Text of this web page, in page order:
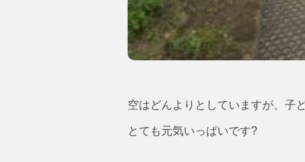
空はどんよりとしていますが、子
とても元気いっぱいです?